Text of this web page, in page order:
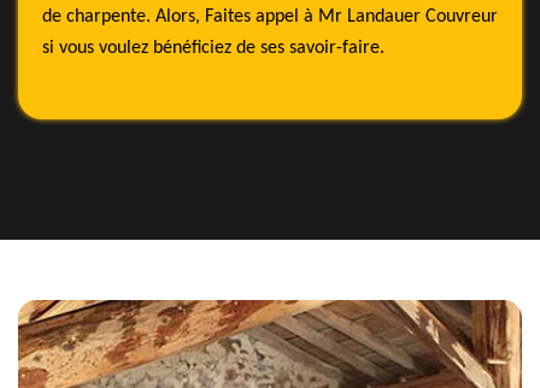
de charpente. Alors, Faites appel à Mr Landauer Couvreur
si vous voulez bénéficiez de ses savoir-faire.